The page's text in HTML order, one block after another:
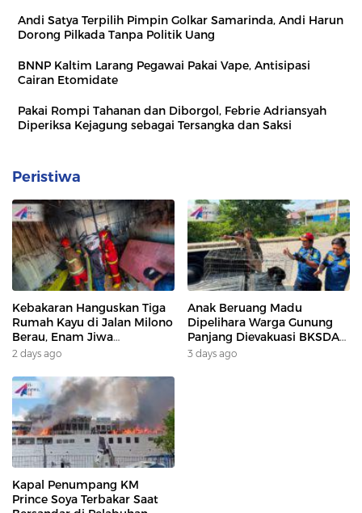
Andi Satya Terpilih Pimpin Golkar Samarinda, Andi Harun
Dorong Pilkada Tanpa Politik Uang
BNNP Kaltim Larang Pegawai Pakai Vape, Antisipasi
Cairan Etomidate
Pakai Rompi Tahanan dan Diborgol, Febrie Adriansyah
Diperiksa Kejagung sebagai Tersangka dan Saksi
Peristiwa
Kebakaran Hanguskan Tiga
Rumah Kayu di Jalan Milono
Berau, Enam Jiwa
Terdampak
2 days ago
Anak Beruang Madu
Dipelihara Warga Gunung
Panjang Dievakuasi BKSDA
Dan DAMKAR
3 days ago
Kapal Penumpang KM
Prince Soya Terbakar Saat